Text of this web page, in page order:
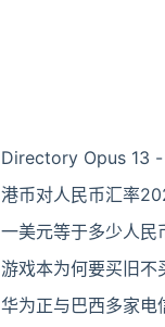
Directory Opus 13 -
港币对人民币汇率
一美元等于多少人民
游戏本为何要买旧不
华为正与巴西多家电